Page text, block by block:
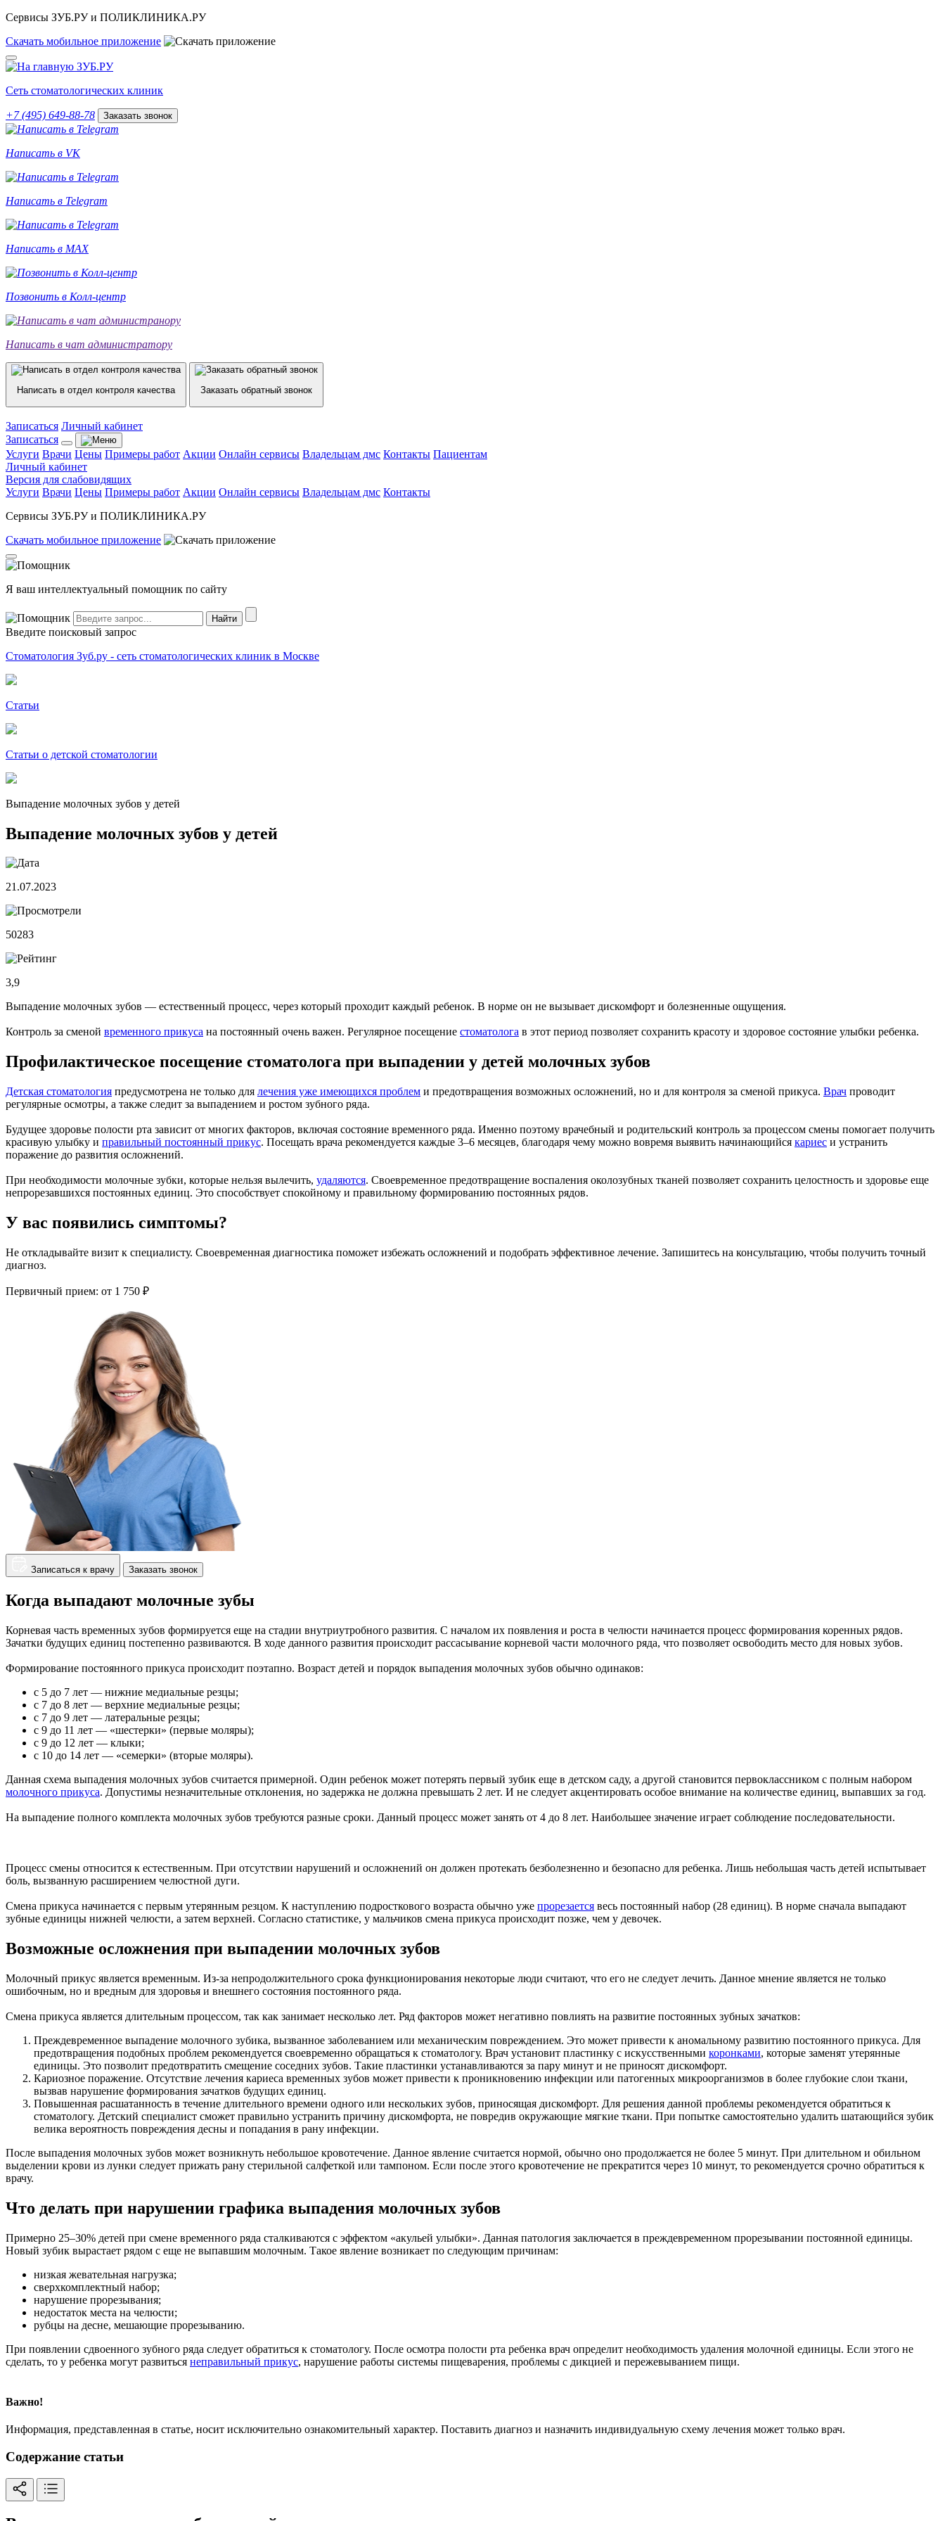
Сервисы ЗУБ.РУ и ПОЛИКЛИНИКА.РУ
Скачать мобильное приложение
Сеть стоматологических клиник
+7 (495) 649-88-78 Заказать звонок
Написать в VK
Написать в Telegram
Написать в MAX
Позвонить в Колл-центр
Написать в чат администратору
Написать в отдел контроля качества Заказать обратный звонок
Записаться Личный кабинет
Записаться
Услуги Врачи Цены Примеры работ Акции Онлайн сервисы Владельцам дмс Контакты Пациентам
Личный кабинет
Версия для слабовидящих
Услуги Врачи Цены Примеры работ Акции Онлайн сервисы Владельцам дмс Контакты
Сервисы ЗУБ.РУ и ПОЛИКЛИНИКА.РУ
Скачать мобильное приложение
Я ваш интеллектуальный помощник по сайту
Введите поисковый запрос
Стоматология Зуб.ру - сеть стоматологических клиник в Москве
Статьи
Статьи о детской стоматологии
Выпадение молочных зубов у детей
Выпадение молочных зубов у детей
21.07.2023
50283
3,9
Выпадение молочных зубов ― естественный процесс, через который проходит каждый ребенок. В норме он не вызывает дискомфорт и болезненные ощущения.
Контроль за сменой временного прикуса на постоянный очень важен. Регулярное посещение стоматолога в этот период позволяет сохранить красоту и здоровое состояние улыбки ребенка.
Профилактическое посещение стоматолога при выпадении у детей молочных зубов
Детская стоматология предусмотрена не только для лечения уже имеющихся проблем и предотвращения возможных осложнений, но и для контроля за сменой прикуса. Врач проводит
регулярные осмотры, а также следит за выпадением и ростом зубного ряда.
Будущее здоровье полости рта зависит от многих факторов, включая состояние временного ряда. Именно поэтому врачебный и родительский контроль за процессом смены помогает получить
красивую улыбку и правильный постоянный прикус. Посещать врача рекомендуется каждые 3–6 месяцев, благодаря чему можно вовремя выявить начинающийся кариес и устранить
поражение до развития осложнений.
При необходимости молочные зубки, которые нельзя вылечить, удаляются. Своевременное предотвращение воспаления околозубных тканей позволяет сохранить целостность и здоровье еще
непрорезавшихся постоянных единиц. Это способствует спокойному и правильному формированию постоянных рядов.
У вас появились симптомы?
Не откладывайте визит к специалисту. Своевременная диагностика поможет избежать осложнений и подобрать эффективное лечение. Запишитесь на консультацию, чтобы получить точный
диагноз.
Первичный прием: от 1 750 ₽
Записаться к врачу Заказать звонок
Когда выпадают молочные зубы
Корневая часть временных зубов формируется еще на стадии внутриутробного развития. С началом их появления и роста в челюсти начинается процесс формирования коренных рядов.
Зачатки будущих единиц постепенно развиваются. В ходе данного развития происходит рассасывание корневой части молочного ряда, что позволяет освободить место для новых зубов.
Формирование постоянного прикуса происходит поэтапно. Возраст детей и порядок выпадения молочных зубов обычно одинаков:
с 5 до 7 лет ― нижние медиальные резцы;
с 7 до 8 лет ― верхние медиальные резцы;
с 7 до 9 лет ― латеральные резцы;
с 9 до 11 лет ― «шестерки» (первые моляры);
с 9 до 12 лет ― клыки;
с 10 до 14 лет ― «семерки» (вторые моляры).
Данная схема выпадения молочных зубов считается примерной. Один ребенок может потерять первый зубик еще в детском саду, а другой становится первоклассником с полным набором
молочного прикуса. Допустимы незначительные отклонения, но задержка не должна превышать 2 лет. И не следует акцентировать особое внимание на количестве единиц, выпавших за год.
На выпадение полного комплекта молочных зубов требуются разные сроки. Данный процесс может занять от 4 до 8 лет. Наибольшее значение играет соблюдение последовательности.
Процесс смены относится к естественным. При отсутствии нарушений и осложнений он должен протекать безболезненно и безопасно для ребенка. Лишь небольшая часть детей испытывает
боль, вызванную расширением челюстной дуги.
Смена прикуса начинается с первым утерянным резцом. К наступлению подросткового возраста обычно уже прорезается весь постоянный набор (28 единиц). В норме сначала выпадают
зубные единицы нижней челюсти, а затем верхней. Согласно статистике, у мальчиков смена прикуса происходит позже, чем у девочек.
Возможные осложнения при выпадении молочных зубов
Молочный прикус является временным. Из-за непродолжительного срока функционирования некоторые люди считают, что его не следует лечить. Данное мнение является не только
ошибочным, но и вредным для здоровья и внешнего состояния постоянного ряда.
Смена прикуса является длительным процессом, так как занимает несколько лет. Ряд факторов может негативно повлиять на развитие постоянных зубных зачатков:
Преждевременное выпадение молочного зубика, вызванное заболеванием или механическим повреждением. Это может привести к аномальному развитию постоянного прикуса. Для
предотвращения подобных проблем рекомендуется своевременно обращаться к стоматологу. Врач установит пластинку с искусственными коронками, которые заменят утерянные
единицы. Это позволит предотвратить смещение соседних зубов. Такие пластинки устанавливаются за пару минут и не приносят дискомфорт.
Кариозное поражение. Отсутствие лечения кариеса временных зубов может привести к проникновению инфекции или патогенных микроорганизмов в более глубокие слои ткани,
вызвав нарушение формирования зачатков будущих единиц.
Повышенная расшатанность в течение длительного времени одного или нескольких зубов, приносящая дискомфорт. Для решения данной проблемы рекомендуется обратиться к
стоматологу. Детский специалист сможет правильно устранить причину дискомфорта, не повредив окружающие мягкие ткани. При попытке самостоятельно удалить шатающийся зубик
велика вероятность повреждения десны и попадания в рану инфекции.
После выпадения молочных зубов может возникнуть небольшое кровотечение. Данное явление считается нормой, обычно оно продолжается не более 5 минут. При длительном и обильном
выделении крови из лунки следует прижать рану стерильной салфеткой или тампоном. Если после этого кровотечение не прекратится через 10 минут, то рекомендуется срочно обратиться к
врачу.
Что делать при нарушении графика выпадения молочных зубов
Примерно 25–30% детей при смене временного ряда сталкиваются с эффектом «акульей улыбки». Данная патология заключается в преждевременном прорезывании постоянной единицы.
Новый зубик вырастает рядом с еще не выпавшим молочным. Такое явление возникает по следующим причинам:
низкая жевательная нагрузка;
сверхкомплектный набор;
нарушение прорезывания;
недостаток места на челюсти;
рубцы на десне, мешающие прорезыванию.
При появлении сдвоенного зубного ряда следует обратиться к стоматологу. После осмотра полости рта ребенка врач определит необходимость удаления молочной единицы. Если этого не
сделать, то у ребенка могут развиться неправильный прикус, нарушение работы системы пищеварения, проблемы с дикцией и пережевыванием пищи.
Важно!
Информация, представленная в статье, носит исключительно ознакомительный характер. Поставить диагноз и назначить индивидуальную схему лечения может только врач.
Содержание статьи